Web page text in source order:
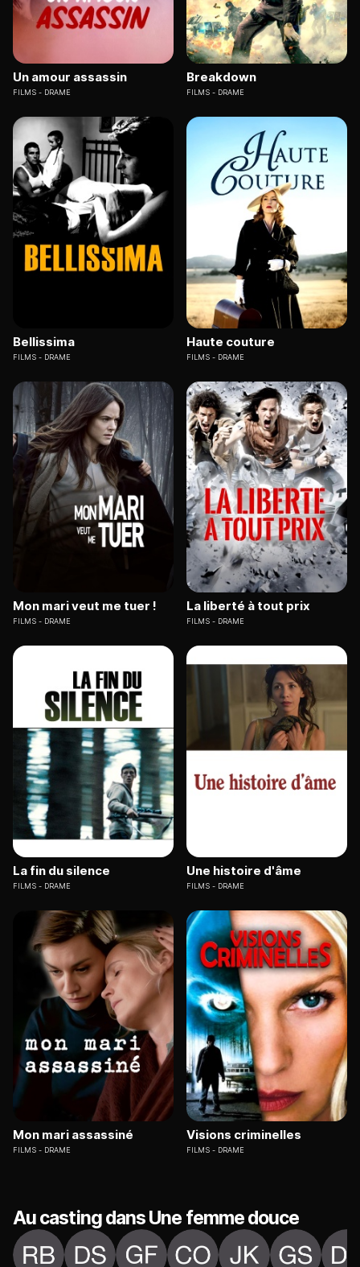
Un amour assassin
FILMS DRAME
Breakdown
FILMS DRAME
Bellissima
FILMS DRAME
Haute couture
FILMS DRAME
Mon mari veut me tuer !
FILMS DRAME
La liberté à tout prix
FILMS DRAME
La fin du silence
FILMS DRAME
Une histoire d'âme
FILMS DRAME
Mon mari assassiné
FILMS DRAME
Visions criminelles
FILMS DRAME
Au casting dans Une femme douce